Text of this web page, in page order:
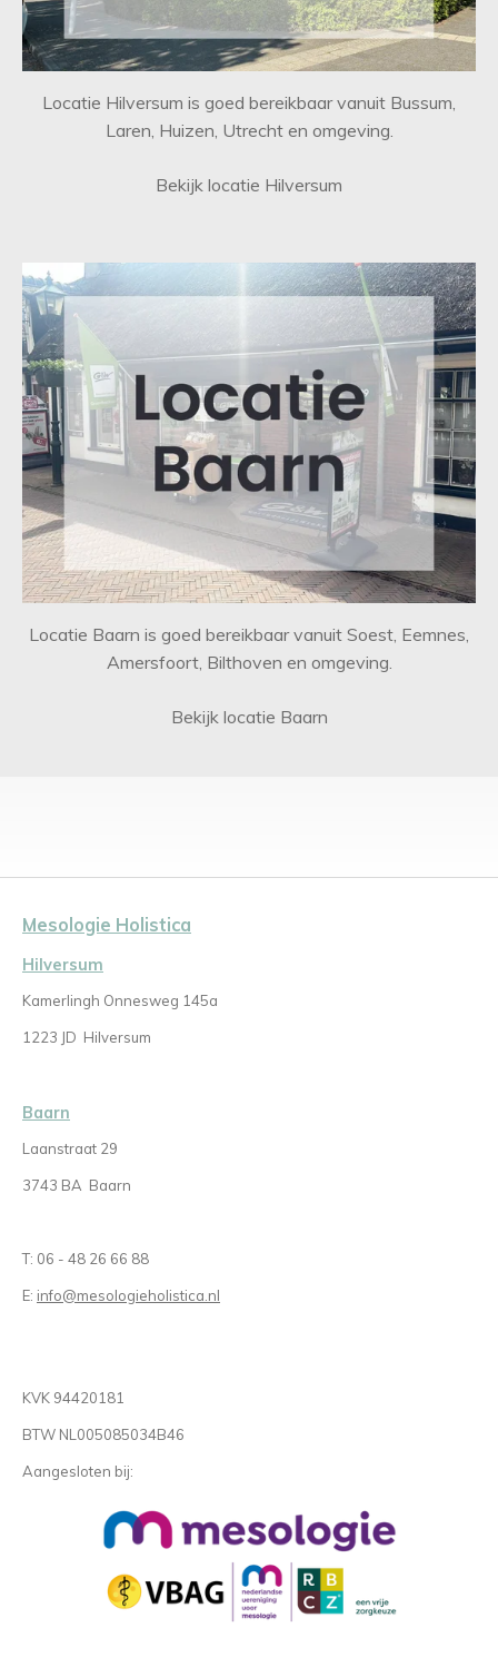
Locatie Hilversum is goed bereikbaar vanuit Bussum,
Laren, Huizen, Utrecht en omgeving.
Bekijk locatie Hilversum
Locatie Baarn is goed bereikbaar vanuit Soest, Eemnes,
Amersfoort, Bilthoven en omgeving.
Bekijk locatie Baarn
Mesologie Holistica
Hilversum
Kamerlingh Onnesweg 145a
1223 JD Hilversum
Baarn
Laanstraat 29
3743 BA Baarn
T: 06 - 48 26 66 88
E: info@mesologieholistica.nl
KVK 94420181
BTW NL005085034B46
Aangesloten bij: